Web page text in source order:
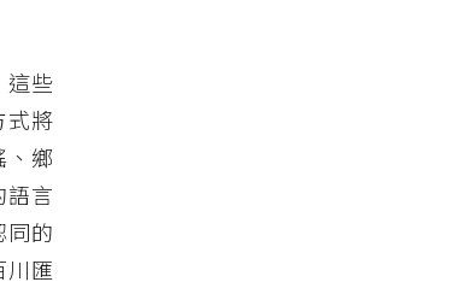
這些
式將
、鄉
語言
同的
川匯